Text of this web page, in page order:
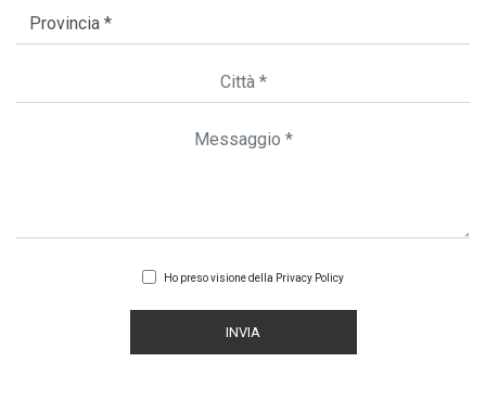
Ho preso visione della Privacy Policy
INVIA